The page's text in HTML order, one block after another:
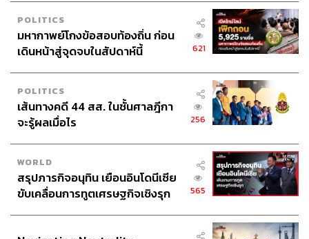
POLITICS
มหากาพย์โกงข้อสอบท้องถิ่น ก่อน
เดินหน้าสู่จุดจบในสัปดาห์นี้
621
POLITICS
เส้นทางคดี 44 สส. ในชั้นศาลฎีกา
จะรู้ผลเมื่อไร
256
WORLD
สรุปภารกิจอนุทิน เยือนอินโดนีเซีย
ขับเคลื่อนการทูตเศรษฐกิจเชิงรุก
565